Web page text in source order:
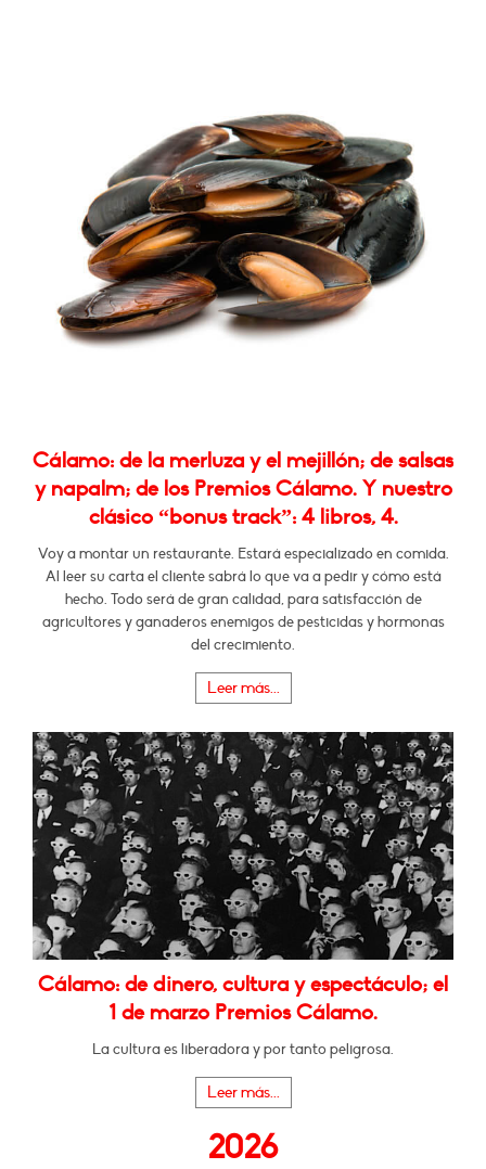
Cálamo: de la merluza y el mejillón; de salsas
y napalm; de los Premios Cálamo. Y nuestro
clásico “bonus track”: 4 libros, 4.
Voy a montar un restaurante. Estará especializado en comida.
Al leer su carta el cliente sabrá lo que va a pedir y cómo está
hecho. Todo será de gran calidad, para satisfacción de
agricultores y ganaderos enemigos de pesticidas y hormonas
del crecimiento.
Leer más...
Cálamo: de dinero, cultura y espectáculo; el
1 de marzo Premios Cálamo.
La cultura es liberadora y por tanto peligrosa.
Leer más...
2026